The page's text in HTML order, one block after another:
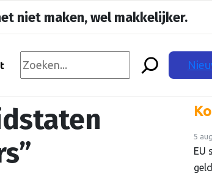
niet maken, wel makkelijker.
5
EU